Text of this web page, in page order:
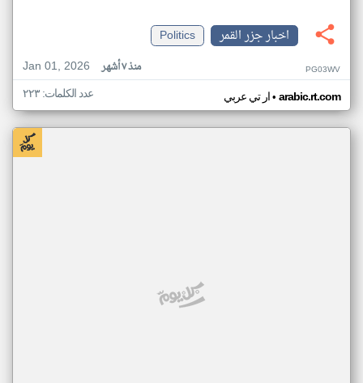
اخبار جزر القمر
Politics
Jan 01, 2026
منذ ٧ أشهر PG03WV
ار تي عربي• arabic.rt.com عدد الكلمات: ٢٢٣